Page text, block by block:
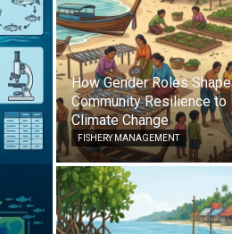
How Gender Roles Shape
Community Resilience to
Climate Change
FISHERY MANAGEMENT